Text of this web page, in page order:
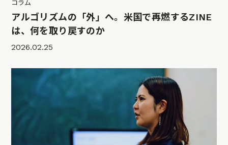
コラム
アルゴリズムの「外」へ。米国で再燃するZINE
は、何を取り戻すのか
2026.02.25